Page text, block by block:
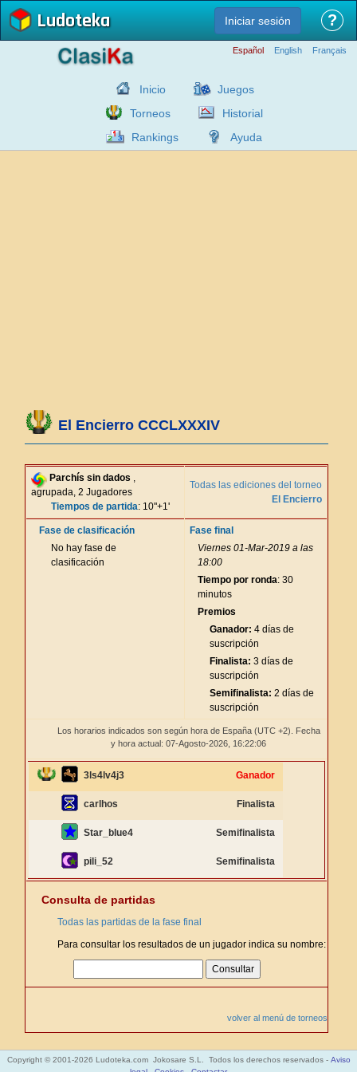
Ludoteka Iniciar sesión ?
Español English Français
Inicio
Juegos
Torneos
Historial
Rankings
Ayuda
El Encierro CCCLXXXIV
Parchís sin dados ,
agrupada, 2 Jugadores
Tiempos de partida: 10"+1'
Todas las ediciones del torneo
El Encierro
Fase de clasificación
No hay fase de
clasificación
Fase final
Viernes 01-Mar-2019 a las
18:00
Tiempo por ronda: 30
minutos
Premios
Ganador: 4 días de
suscripción
Finalista: 3 días de
suscripción
Semifinalista: 2 días de
suscripción
Los horarios indicados son según hora de España (UTC +2). Fecha
y hora actual: 07-Agosto-2026, 16:22:06
3ls4lv4j3 Ganador
carlhos Finalista
Star_blue4 Semifinalista
pili_52 Semifinalista
Consulta de partidas
Todas las partidas de la fase final
Para consultar los resultados de un jugador indica su nombre:
volver al menú de torneos
Copyright © 2001-2026 Ludoteka.com Jokosare S.L. Todos los derechos reservados - Aviso